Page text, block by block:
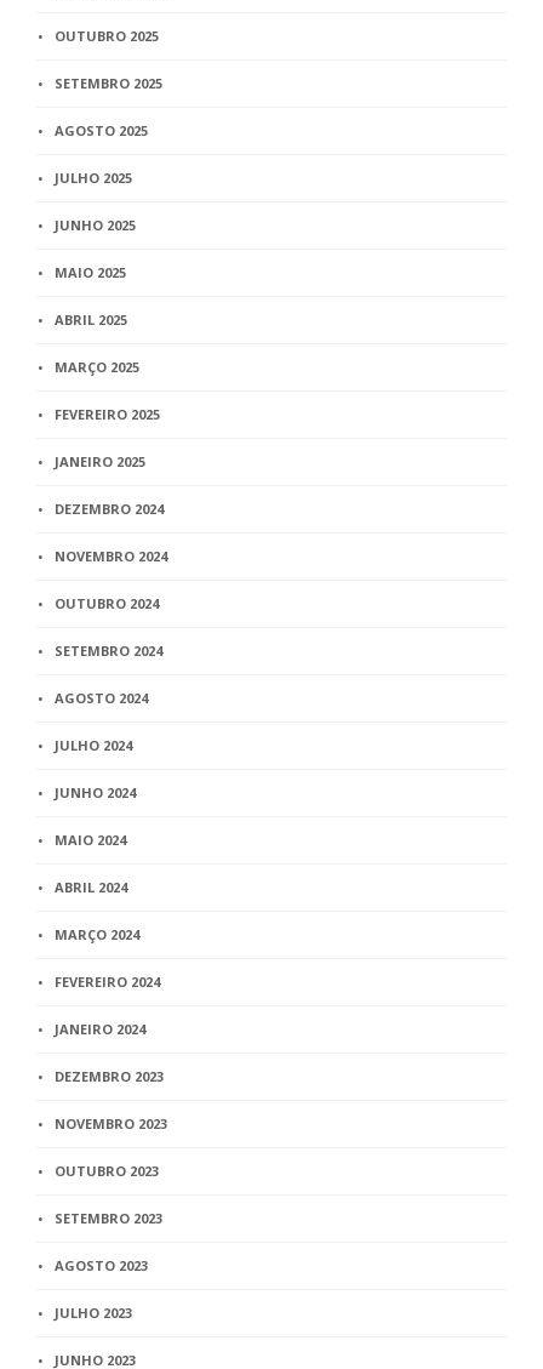
OUTUBRO 2025
SETEMBRO 2025
AGOSTO 2025
JULHO 2025
JUNHO 2025
MAIO 2025
ABRIL 2025
MARÇO 2025
FEVEREIRO 2025
JANEIRO 2025
DEZEMBRO 2024
NOVEMBRO 2024
OUTUBRO 2024
SETEMBRO 2024
AGOSTO 2024
JULHO 2024
JUNHO 2024
MAIO 2024
ABRIL 2024
MARÇO 2024
FEVEREIRO 2024
JANEIRO 2024
DEZEMBRO 2023
NOVEMBRO 2023
OUTUBRO 2023
SETEMBRO 2023
AGOSTO 2023
JULHO 2023
JUNHO 2023